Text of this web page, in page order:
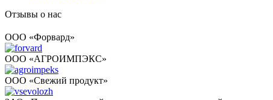
Отзывы о нас
ООО «Форвард»
ООО «АГРОИМПЭКС»
ООО «Свежий продукт»